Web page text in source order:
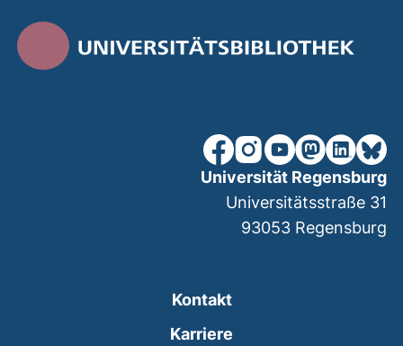
unsere Facebook-Seite
unsere Instagram-
unsere YouTube-
unsereunsere
Kontakt
Karriere
Universität Regensburg
Universitätsstraße 31
93053 Regensburg